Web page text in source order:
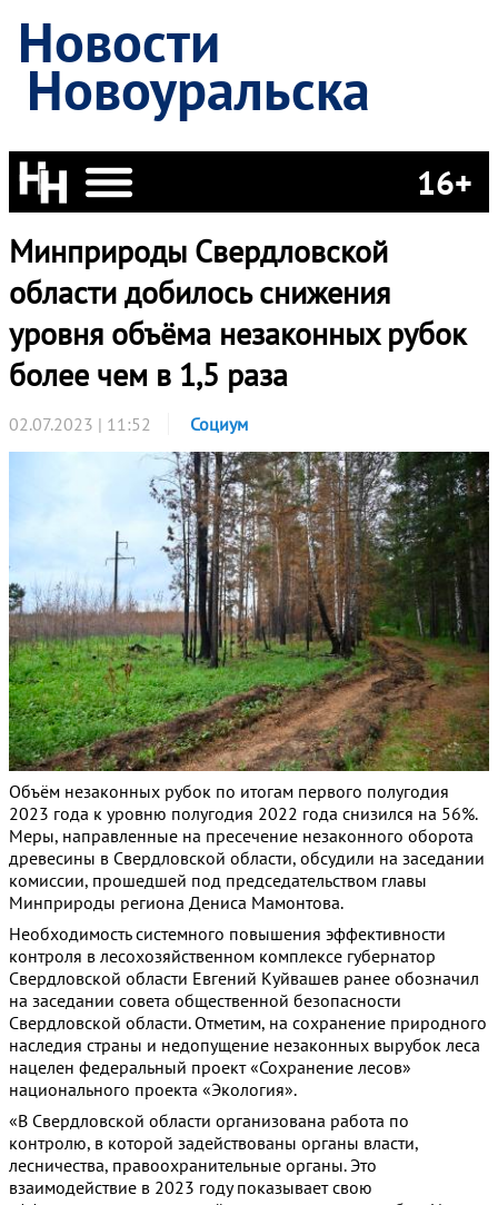
Новости
Новоуральска
16+
Минприроды Свердловской
области добилось снижения
уровня объёма незаконных рубок
более чем в 1,5 раза
02.07.2023 | 11:52 Социум
Объём незаконных рубок по итогам первого полугодия
2023 года к уровню полугодия 2022 года снизился на 56%.
Меры, направленные на пресечение незаконного оборота
древесины в Свердловской области, обсудили на заседании
комиссии, прошедшей под председательством главы
Минприроды региона Дениса Мамонтова.
Необходимость системного повышения эффективности
контроля в лесохозяйственном комплексе губернатор
Свердловской области Евгений Куйвашев ранее обозначил
на заседании совета общественной безопасности
Свердловской области. Отметим, на сохранение природного
наследия страны и недопущение незаконных вырубок леса
нацелен федеральный проект «Сохранение лесов»
национального проекта «Экология».
«В Свердловской области организована работа по
контролю, в которой задействованы органы власти,
лесничества, правоохранительные органы. Это
взаимодействие в 2023 году показывает свою